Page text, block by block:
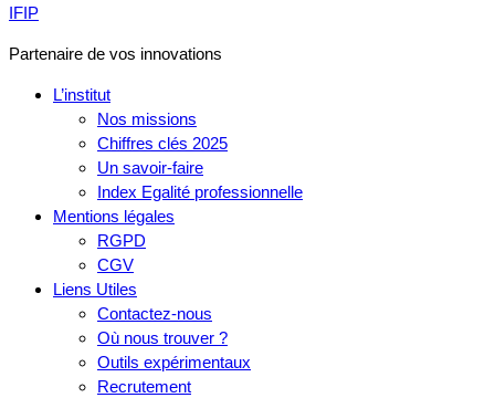
IFIP
Partenaire de vos innovations
L’institut
Nos missions
Chiffres clés 2025
Un savoir-faire
Index Egalité professionnelle
Mentions légales
RGPD
CGV
Liens Utiles
Contactez-nous
Où nous trouver ?
Outils expérimentaux
Recrutement